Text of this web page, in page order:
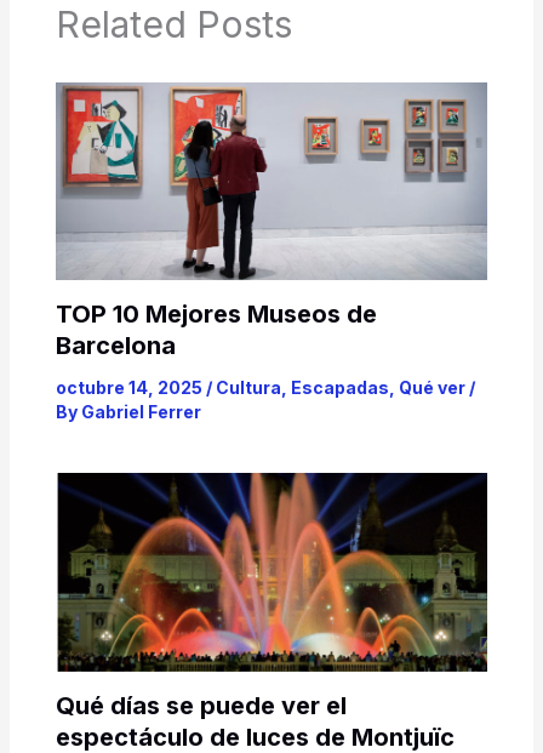
Related Posts
TOP 10 Mejores Museos de
Barcelona
octubre 14, 2025 / Cultura, Escapadas, Qué ver/
By Gabriel Ferrer
Qué días se puede ver el
espectáculo de luces de Montjuïc